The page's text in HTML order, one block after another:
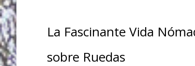
La Fascinante Vida
sobre Ruedas